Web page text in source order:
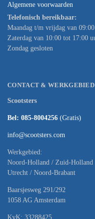
Algemene voorwaarden
Telefonisch bereikbaar:
Maandag t/m vrijdag van
Zaterdag van 10:00 tot 17:00
Zondag gesloten
CONTACT & WERKGEBIED
Scootsters
Bel: 085-8004256 (Gratis)
info@scootsters.com
Werkgebied:
Noord-Holland / Zuid-Holland
Utrecht / Noord-Brabant
Baarsjesweg 291/292
1058 AG Amsterdam
KvK: 33288425